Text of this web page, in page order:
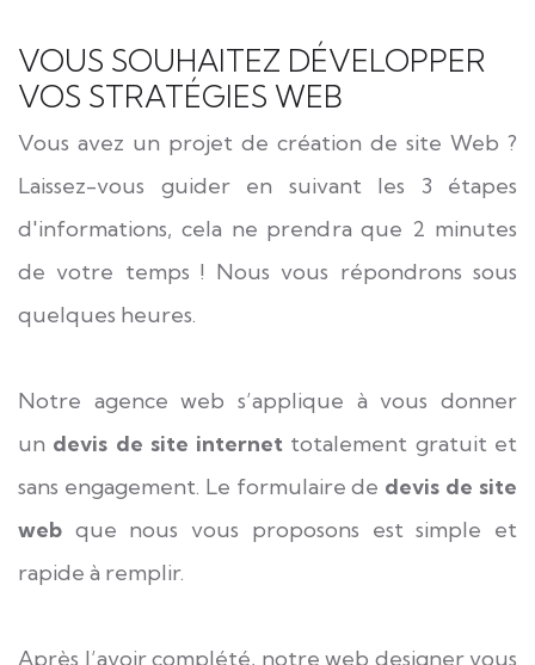
VOUS SOUHAITEZ DÉVELOPPER
VOS STRATÉGIES WEB
Vous avez un projet de création de site Web ?
Laissez-vous guider en suivant les 3 étapes
d'informations, cela ne prendra que 2 minutes
de votre temps ! Nous vous répondrons sous
quelques heures.
Notre agence web s’applique à vous donner
un devis de site internet totalement gratuit et
sans engagement. Le formulaire de devis de site
web que nous vous proposons est simple et
rapide à remplir.
Après l’avoir complété, notre web designer vous